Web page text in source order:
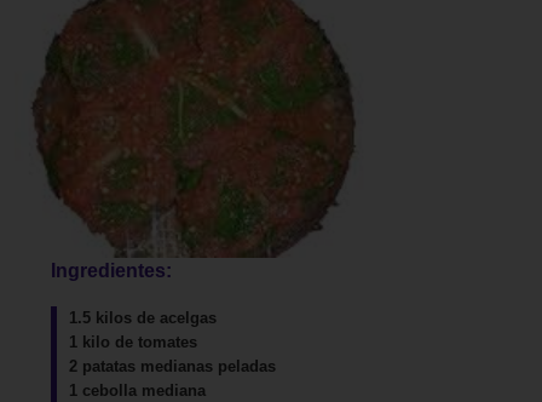
Ingredientes:
1.5 kilos de acelgas
1 kilo de tomates
2 patatas medianas peladas
1 cebolla mediana